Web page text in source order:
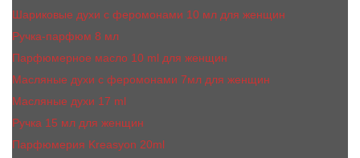
Шариковые духи с феромонами 10 мл для женщин
Ручка-парфюм 8 мл
Парфюмерное масло 10 ml для женщин
Масляные духи c феромонами 7мл для женщин
Масляные духи 17 ml
Ручка 15 мл для женщин
Парфюмерия Kreasyon 20ml